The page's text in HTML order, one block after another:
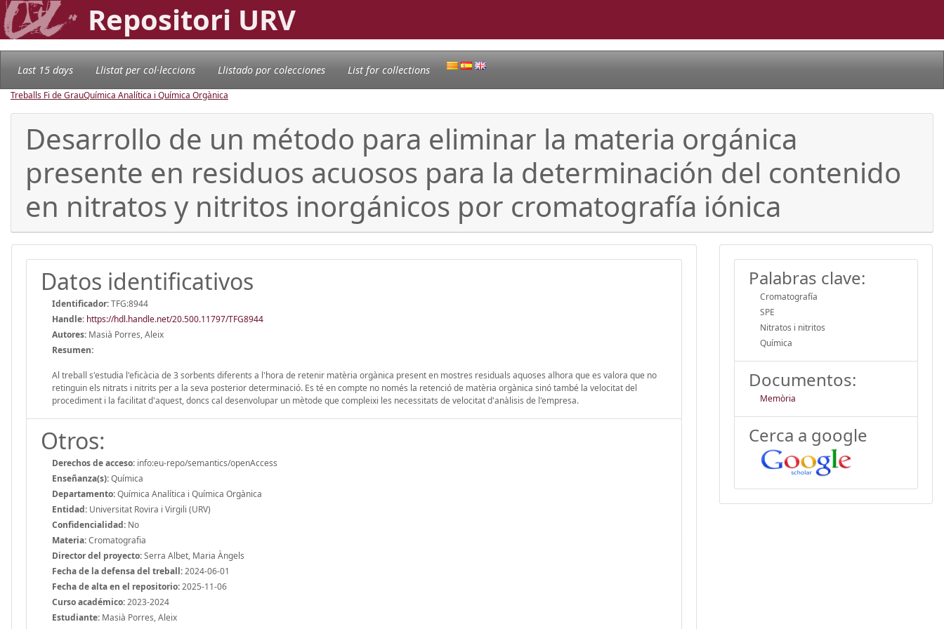
Repositori URV
Last 15 days Llistat per col·leccions Llistado por colecciones List for collections
Treballs Fi de GrauQuímica Analítica i Química Orgànica
Desarrollo de un método para eliminar la materia orgánica
presente en residuos acuosos para la determinación del contenido
en nitratos y nitritos inorgánicos por cromatografía iónica
Datos identificativos
Identificador:TFG:8944
Handle: https://hdl.handle.net/20.500.11797/TFG8944
Autores: Masià Porres, Aleix
Resumen:
Al treball s'estudia l'eficàcia de 3 sorbents diferents a l'hora de retenir matèria orgànica present en mostres residuals aquoses alhora que es valora que no
retinguin els nitrats i nitrits per a la seva posterior determinació. Es té en compte no només la retenció de matèria orgànica sinó també la velocitat del
procediment i la facilitat d'aquest, doncs cal desenvolupar un mètode que compleixi les necessitats de velocitat d'anàlisis de l'empresa.
Otros:
Derechos de acceso: info:eu-repo/semantics/openAccess
Enseñanza(s):Química
Departamento:Química Analítica i Química Orgànica
Entidad: Universitat Rovira i Virgili (URV)
Confidencialidad: No
Materia:Cromatografia
Director del proyecto:Serra Albet, Maria Àngels
Fecha de la defensa del treball:2024-06-01
Fecha de alta en el repositorio:2025-11-06
Curso académico:2023-2024
Estudiante: Masià Porres, Aleix
Palabras clave:
Cromatografía
SPE
Nitratos i nitritos
Química
Documentos:
Memòria
Cerca a google